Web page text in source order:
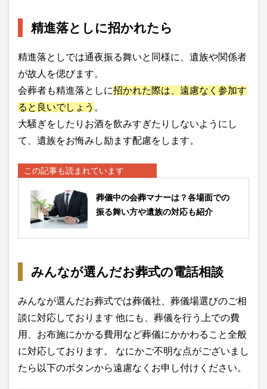
精進落としに招かれたら
精進落としでは通夜振る舞いと同様に、遺族や関係者
が故人を偲びます。
会葬者も精進落としに招かれた際は、遠慮なく参加す
ると良いでしょう 。
大騒ぎをしたりお酒を飲みすぎたりしないようにし
て、遺族をお悔みし励ます配慮をします。
この記事も読まれています
葬儀中の会葬マナーは？各場面での
振る舞い方や遺族の対応も紹介
みんなが選んだお葬式の電話相談
みんなが選んだお葬式では葬儀社、葬儀場選びのご相
談に対応しております 他にも、葬儀を行う上での費
用、お布施にかかる費用など葬儀にかかわること全般
に対応しております。 なにかご不明な点がございまし
たら以下のボタンから遠慮なくお申し付けください。